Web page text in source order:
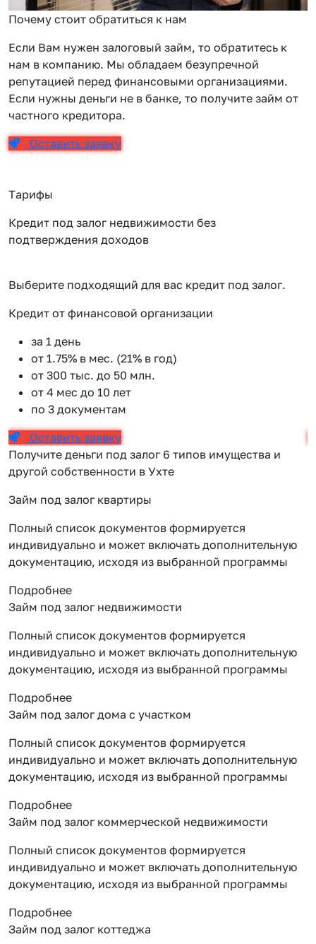
Почему стоит обратиться к нам
Если Вам нужен залоговый займ, то обратитесь к
нам в компанию. Мы обладаем безупречной
репутацией перед финансовыми организациями.
Если нужны деньги не в банке, то получите займ от
частного кредитора.
Оставить заявку
Тарифы
Кредит под залог недвижимости без
подтверждения доходов
Выберите подходящий для вас кредит под залог.
Кредит от финансовой организации
за 1 день
от 1.75% в мес. (21% в год)
от 300 тыс. до 50 млн.
от 4 мес до 10 лет
по 3 документам
Оставить заявку
Получите деньги под залог 6 типов имущества и
другой собственности в Ухте
Займ под залог квартиры
Полный список документов формируется
индивидуально и может включать дополнительную
документацию, исходя из выбранной программы
Подробнее
Займ под залог недвижимости
Полный список документов формируется
индивидуально и может включать дополнительную
документацию, исходя из выбранной программы
Подробнее
Займ под залог дома с участком
Полный список документов формируется
индивидуально и может включать дополнительную
документацию, исходя из выбранной программы
Подробнее
Займ под залог коммерческой недвижимости
Полный список документов формируется
индивидуально и может включать дополнительную
документацию, исходя из выбранной программы
Подробнее
Займ под залог коттеджа